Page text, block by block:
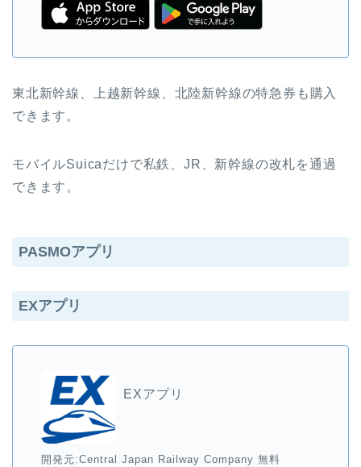
東北新幹線、上越新幹線、北陸新幹線の特急券も購入
できます。
モバイルSuicaだけで私鉄、JR、新幹線の改札を通過
できます。
PASMOアプリ
EXアプリ
EXアプリ
開発元:Central Japan Railway Company 無料